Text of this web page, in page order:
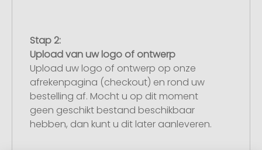
Stap 2:
Upload van uw logo of ontwerp
Upload uw logo of ontwerp op onze
afrekenpagina (checkout) en rond uw
bestelling af. Mocht u op dit moment
geen geschikt bestand beschikbaar
hebben, dan kunt u dit later aanleveren.